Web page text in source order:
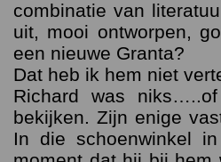
combinatie van
uit, mooi ontworpen,
een nieuwe Granta?
Dat heb ik hem niet
Richard was
bekijken. Zijn enige
In die schoenwinkel